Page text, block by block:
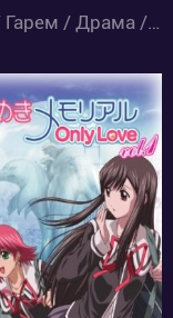
Магия / Гарем / Драма / Комедия / Романтика / Школа / Аниме
5354
2 1